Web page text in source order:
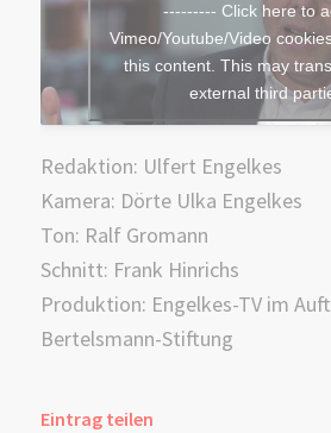
--------- Click here to
Vimeo/Youtube/Video
this content. This may
external third
Redaktion: Ulfert Engelkes
Kamera: Dörte Ulka Engelkes
Ton: Ralf Gromann
Schnitt: Frank Hinrichs
Produktion: Engelkes-TV im
Bertelsmann-Stiftung
Eintrag teilen